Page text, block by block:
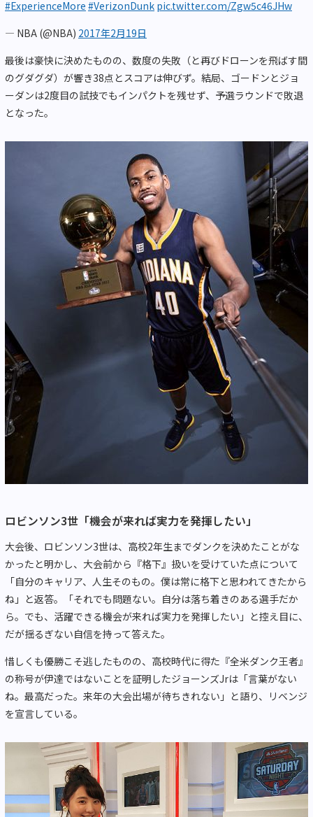
#ExperienceMore #VerizonDunk pic.twitter.com/Zgw5c46JHw
— NBA (@NBA) 2017年2月19日
最後は豪快に決めたものの、数度の失敗（と再びドローンを飛ばす間
のグダグダ）が響き38点とスコアは伸びず。結局、ゴードンとジョ
ーダンは2度目の試技でもインパクトを残せず、予選ラウンドで敗退
となった。
ロビンソン3世「機会が来れば実力を発揮したい」
大会後、ロビンソン3世は、高校2年生までダンクを決めたことがな
かったと明かし、大会前から『格下』扱いを受けていた点について
「自分のキャリア、人生そのもの。僕は常に格下と思われてきたから
ね」と返答。「それでも問題ない。自分は落ち着きのある選手だか
ら。でも、活躍できる機会が来れば実力を発揮したい」と控え目に、
だが揺るぎない自信を持って答えた。
惜しくも優勝こそ逃したものの、高校時代に得た『全米ダンク王者』
の称号が伊達ではないことを証明したジョーンズJrは「言葉がない
ね。最高だった。来年の大会出場が待ちきれない」と語り、リベンジ
を宣言している。